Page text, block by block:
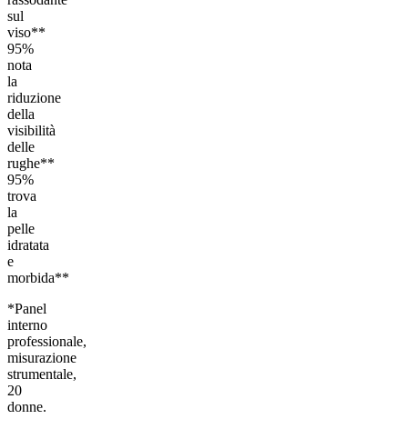
sul
viso**
95%
nota
la
riduzione
della
visibilità
delle
rughe**
95%
trova
la
pelle
idratata
e
morbida**
*Panel
interno
professionale,
misurazione
strumentale,
20
donne.